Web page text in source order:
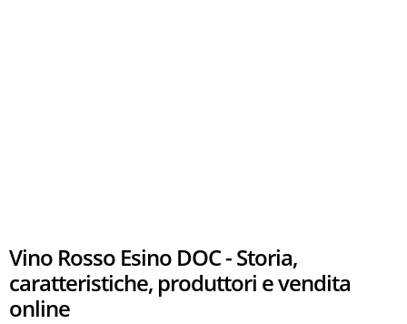
Vino Rosso Esino DOC - Storia,
caratteristiche, produttori e vendita
online